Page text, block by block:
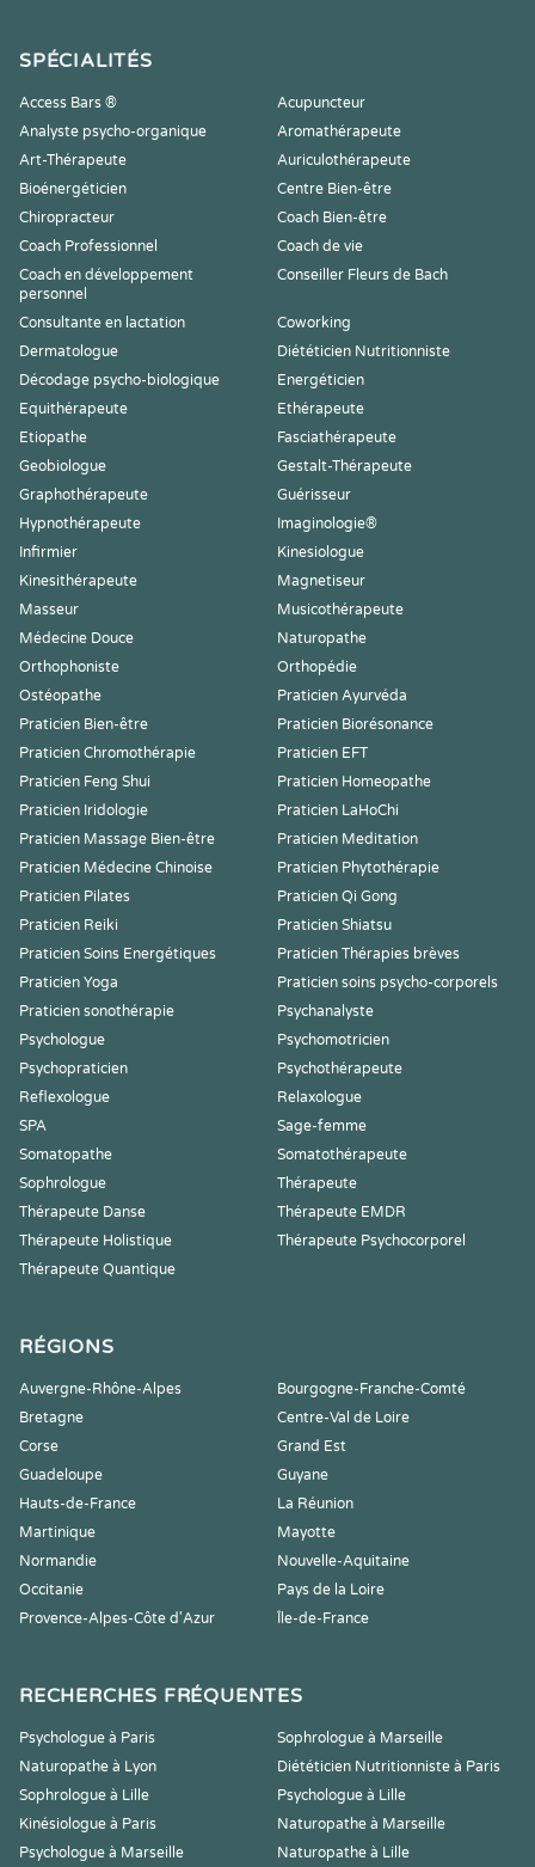
SPÉCIALITÉS
Access Bars ®
Acupuncteur
Analyste psycho-organique
Aromathérapeute
Art-Thérapeute
Auriculothérapeute
Bioénergéticien
Centre Bien-être
Chiropracteur
Coach Bien-être
Coach Professionnel
Coach de vie
Coach en développement
personnel
Conseiller Fleurs de Bach
Consultante en lactation
Coworking
Dermatologue
Diététicien Nutritionniste
Décodage psycho-biologique
Energéticien
Equithérapeute
Ethérapeute
Etiopathe
Fasciathérapeute
Geobiologue
Gestalt-Thérapeute
Graphothérapeute
Guérisseur
Hypnothérapeute
Imaginologie®
Infirmier
Kinesiologue
Kinesithérapeute
Magnetiseur
Masseur
Musicothérapeute
Médecine Douce
Naturopathe
Orthophoniste
Orthopédie
Ostéopathe
Praticien Ayurvéda
Praticien Bien-être
Praticien Biorésonance
Praticien Chromothérapie
Praticien EFT
Praticien Feng Shui
Praticien Homeopathe
Praticien Iridologie
Praticien LaHoChi
Praticien Massage Bien-être
Praticien Meditation
Praticien Médecine Chinoise
Praticien Phytothérapie
Praticien Pilates
Praticien Qi Gong
Praticien Reiki
Praticien Shiatsu
Praticien Soins Energétiques
Praticien Thérapies brèves
Praticien Yoga
Praticien soins psycho-corporels
Praticien sonothérapie
Psychanalyste
Psychologue
Psychomotricien
Psychopraticien
Psychothérapeute
Reflexologue
Relaxologue
SPA
Sage-femme
Somatopathe
Somatothérapeute
Sophrologue
Thérapeute
Thérapeute Danse
Thérapeute EMDR
Thérapeute Holistique
Thérapeute Psychocorporel
Thérapeute Quantique
RÉGIONS
Auvergne-Rhône-Alpes
Bourgogne-Franche-Comté
Bretagne
Centre-Val de Loire
Corse
Grand Est
Guadeloupe
Guyane
Hauts-de-France
La Réunion
Martinique
Mayotte
Normandie
Nouvelle-Aquitaine
Occitanie
Pays de la Loire
Provence-Alpes-Côte d'Azur
Île-de-France
RECHERCHES FRÉQUENTES
Psychologue à Paris
Sophrologue à Marseille
Naturopathe à Lyon
Diététicien Nutritionniste à Paris
Sophrologue à Lille
Psychologue à Lille
Kinésiologue à Paris
Naturopathe à Marseille
Psychologue à Marseille
Naturopathe à Lille